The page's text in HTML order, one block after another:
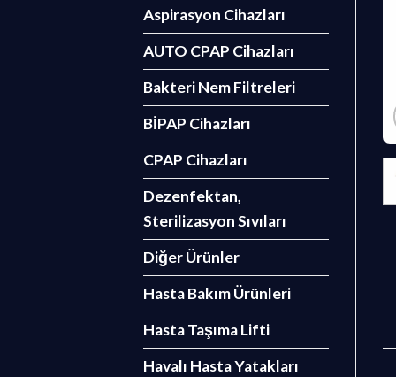
Aspirasyon Cihazları
AUTO CPAP Cihazları
Bakteri Nem Filtreleri
BİPAP Cihazları
CPAP Cihazları
Dezenfektan,
Sterilizasyon Sıvıları
Diğer Ürünler
Hasta Bakım Ürünleri
Hasta Taşıma Lifti
Havalı Hasta Yatakları